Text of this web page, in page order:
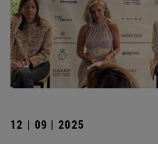
12 | 09 | 2025